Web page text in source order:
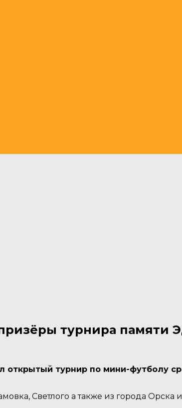
турнира памяти
турнир по мини-футболу
Светлого а также из города Орска